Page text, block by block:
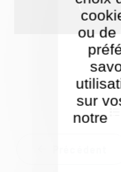
ou de
sur
notre